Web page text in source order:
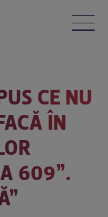
CE NU
ÎN
609”.